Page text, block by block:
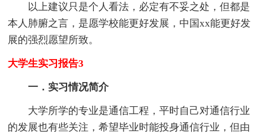
以上建议只是个人看法，必定有不妥之处，但都是
本人肺腑之言，是愿学校能更好发展，中国xx能更好发
展的强烈愿望所致。
大学生实习报告3
一．实习情况简介
大学所学的专业是通信工程，平时自己对通信行业
的发展也有些关注，希望毕业时能投身通信行业，但由